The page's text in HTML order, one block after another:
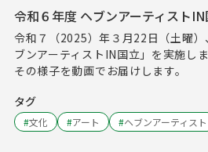
令和６年度 ヘブンアーティスト
令和７（2025）年３月22日（土曜
ブンアーティストIN国立」を実施しま
その様子を動画でお届けします。
タグ
#文化 #アート #ヘブンアーティスト